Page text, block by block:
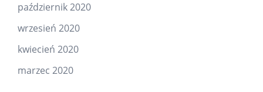
październik 2020
wrzesień 2020
kwiecień 2020
marzec 2020